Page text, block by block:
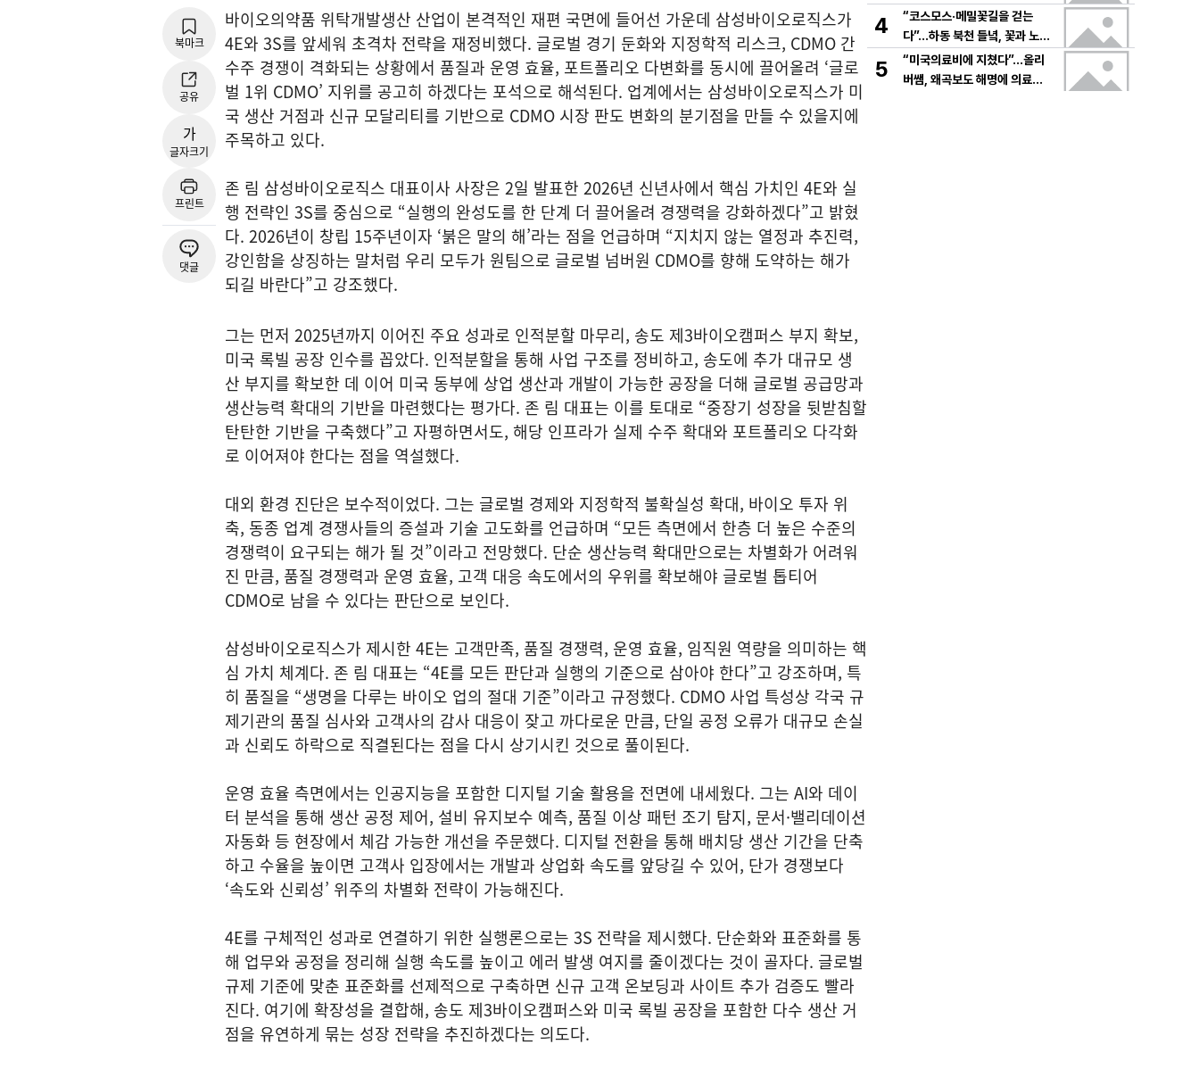
북마크
공유
가
글자크기
프린트
댓글
바이오의약품 위탁개발생산 산업이 본격적인 재편 국면에 들어선 가운데 삼성바이오로직스가
4E와 3S를 앞세워 초격차 전략을 재정비했다. 글로벌 경기 둔화와 지정학적 리스크, CDMO 간
수주 경쟁이 격화되는 상황에서 품질과 운영 효율, 포트폴리오 다변화를 동시에 끌어올려 ‘글로
벌 1위 CDMO’ 지위를 공고히 하겠다는 포석으로 해석된다. 업계에서는 삼성바이오로직스가 미
국 생산 거점과 신규 모달리티를 기반으로 CDMO 시장 판도 변화의 분기점을 만들 수 있을지에
주목하고 있다.
존 림 삼성바이오로직스 대표이사 사장은 2일 발표한 2026년 신년사에서 핵심 가치인 4E와 실
행 전략인 3S를 중심으로 “실행의 완성도를 한 단계 더 끌어올려 경쟁력을 강화하겠다”고 밝혔
다. 2026년이 창립 15주년이자 ‘붉은 말의 해’라는 점을 언급하며 “지치지 않는 열정과 추진력,
강인함을 상징하는 말처럼 우리 모두가 원팀으로 글로벌 넘버원 CDMO를 향해 도약하는 해가
되길 바란다”고 강조했다.
그는 먼저 2025년까지 이어진 주요 성과로 인적분할 마무리, 송도 제3바이오캠퍼스 부지 확보,
미국 록빌 공장 인수를 꼽았다. 인적분할을 통해 사업 구조를 정비하고, 송도에 추가 대규모 생
산 부지를 확보한 데 이어 미국 동부에 상업 생산과 개발이 가능한 공장을 더해 글로벌 공급망과
생산능력 확대의 기반을 마련했다는 평가다. 존 림 대표는 이를 토대로 “중장기 성장을 뒷받침할
탄탄한 기반을 구축했다”고 자평하면서도, 해당 인프라가 실제 수주 확대와 포트폴리오 다각화
로 이어져야 한다는 점을 역설했다.
대외 환경 진단은 보수적이었다. 그는 글로벌 경제와 지정학적 불확실성 확대, 바이오 투자 위
축, 동종 업계 경쟁사들의 증설과 기술 고도화를 언급하며 “모든 측면에서 한층 더 높은 수준의
경쟁력이 요구되는 해가 될 것”이라고 전망했다. 단순 생산능력 확대만으로는 차별화가 어려워
진 만큼, 품질 경쟁력과 운영 효율, 고객 대응 속도에서의 우위를 확보해야 글로벌 톱티어
CDMO로 남을 수 있다는 판단으로 보인다.
삼성바이오로직스가 제시한 4E는 고객만족, 품질 경쟁력, 운영 효율, 임직원 역량을 의미하는 핵
심 가치 체계다. 존 림 대표는 “4E를 모든 판단과 실행의 기준으로 삼아야 한다”고 강조하며, 특
히 품질을 “생명을 다루는 바이오 업의 절대 기준”이라고 규정했다. CDMO 사업 특성상 각국 규
제기관의 품질 심사와 고객사의 감사 대응이 잦고 까다로운 만큼, 단일 공정 오류가 대규모 손실
과 신뢰도 하락으로 직결된다는 점을 다시 상기시킨 것으로 풀이된다.
운영 효율 측면에서는 인공지능을 포함한 디지털 기술 활용을 전면에 내세웠다. 그는 AI와 데이
터 분석을 통해 생산 공정 제어, 설비 유지보수 예측, 품질 이상 패턴 조기 탐지, 문서·밸리데이션
자동화 등 현장에서 체감 가능한 개선을 주문했다. 디지털 전환을 통해 배치당 생산 기간을 단축
하고 수율을 높이면 고객사 입장에서는 개발과 상업화 속도를 앞당길 수 있어, 단가 경쟁보다
‘속도와 신뢰성’ 위주의 차별화 전략이 가능해진다.
4E를 구체적인 성과로 연결하기 위한 실행론으로는 3S 전략을 제시했다. 단순화와 표준화를 통
해 업무와 공정을 정리해 실행 속도를 높이고 에러 발생 여지를 줄이겠다는 것이 골자다. 글로벌
규제 기준에 맞춘 표준화를 선제적으로 구축하면 신규 고객 온보딩과 사이트 추가 검증도 빨라
진다. 여기에 확장성을 결합해, 송도 제3바이오캠퍼스와 미국 록빌 공장을 포함한 다수 생산 거
점을 유연하게 묶는 성장 전략을 추진하겠다는 의도다.
9% 기록
4
“코스모스·메밀꽃길을 걷는
다”…하동 북천 들녘, 꽃과 노래
로 물드는 가을의 하루
5
“미국의료비에 지쳤다”…올리
버쌤, 왜곡보도 해명에 의료시